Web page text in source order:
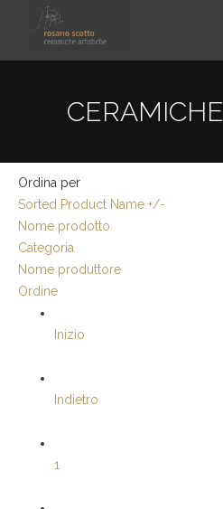
Ordina per
Sorted Product Name +/-
Nome prodotto
Categoria
Nome produttore
Ordine
Inizio
Indietro
1